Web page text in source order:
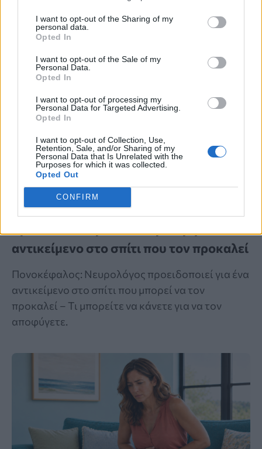
I want to opt-out of the Sharing of my
personal data.
Opted In
I want to opt-out of the Sale of my
Personal Data.
Opted In
I want to opt-out of processing my
Personal Data for Targeted Advertising.
Opted In
I want to opt-out of Collection, Use,
Retention, Sale, and/or Sharing of my
Personal Data that Is Unrelated with the
Purposes for which it was collected.
Opted Out
CONFIRM
Πονοκέφαλος: Νευρολόγος
αντικείμενο στο σπίτι που τον προκαλεί
Πονοκέφαλος: Νευρολόγος προειδοποιεί για ένα
αντικείμενο στο σπίτι που μπορεί να τον
προκαλεί – Τι μπορείτε να κάνετε για να τον
αποφύγετε.